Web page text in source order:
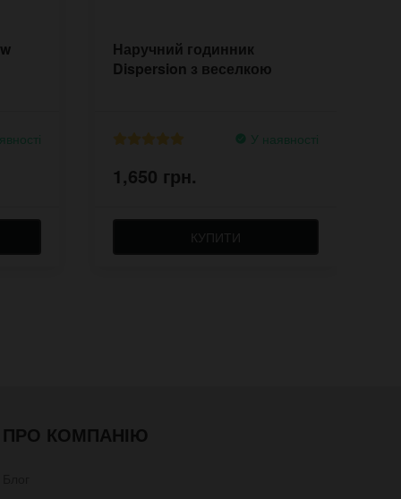
Наручний годинник
Dispersion з веселкою
У наявності
1,650 грн.
КУПИТИ
ПРО КОМПАНІЮ